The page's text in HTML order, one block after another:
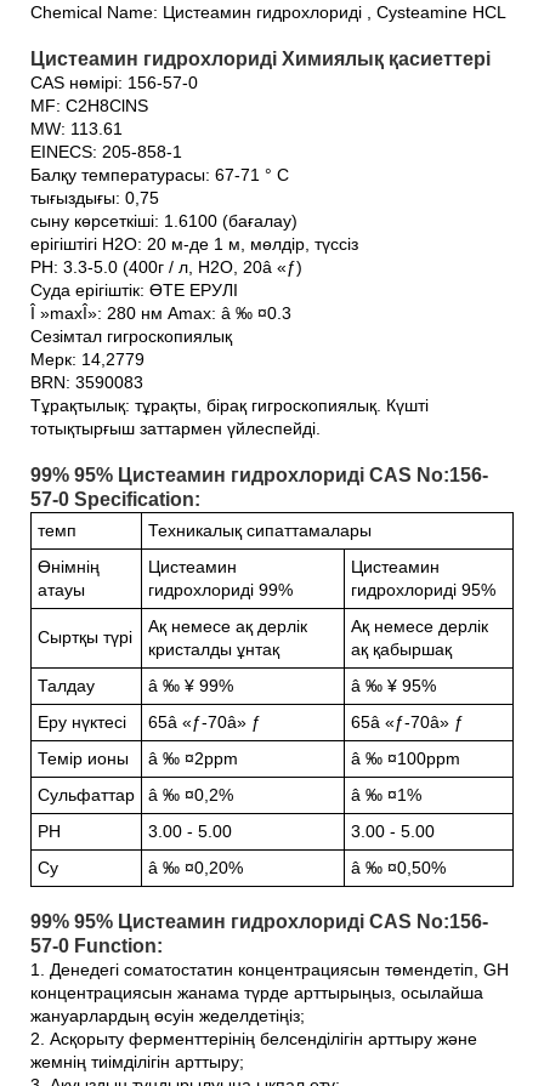
Chemical Name: Цистеамин гидрохлориді , Cysteamine HCL
Цистеамин гидрохлориді Химиялық қасиеттері
CAS нөмірі: 156-57-0
MF: C2H8ClNS
MW: 113.61
EINECS: 205-858-1
Балқу температурасы: 67-71 ° C
тығыздығы: 0,75
сыну көрсеткіші: 1.6100 (бағалау)
ерігіштігі H2O: 20 м-де 1 м, мөлдір, түссіз
PH: 3.3-5.0 (400г / л, H2O, 20â «ƒ)
Суда ерігіштік: ӨТЕ ЕРУЛІ
Î »maxÎ»: 280 нм Amax: â ‰ ¤0.3
Сезімтал гигроскопиялық
Мерк: 14,2779
BRN: 3590083
Тұрақтылық: тұрақты, бірақ гигроскопиялық. Күшті
тотықтырғыш заттармен үйлеспейді.
99% 95% Цистеамин гидрохлориді CAS No:156-
57-0 Specification:
темп
Техникалық сипаттамалары
Өнімнің
атауы
Цистеамин
гидрохлориді 99%
Цистеамин
гидрохлориді 95%
Сыртқы түрі
Ақ немесе ақ дерлік
кристалды ұнтақ
Ақ немесе дерлік
ақ қабыршақ
Талдау
â ‰ ¥ 99%
â ‰ ¥ 95%
Еру нүктесі
65â «ƒ-70â» ƒ
65â «ƒ-70â» ƒ
Темір ионы
â ‰ ¤2ppm
â ‰ ¤100ppm
Сульфаттар
â ‰ ¤0,2%
â ‰ ¤1%
PH
3.00 - 5.00
3.00 - 5.00
Су
â ‰ ¤0,20% â ‰ ¤0,50%
99% 95% Цистеамин гидрохлориді CAS No:156-
57-0 Function:
1. Денедегі соматостатин концентрациясын төмендетіп, GH
концентрациясын жанама түрде арттырыңыз, осылайша
жануарлардың өсуін жеделдетіңіз;
2. Асқорыту ферменттерінің белсенділігін арттыру және
жемнің тиімділігін арттыру;